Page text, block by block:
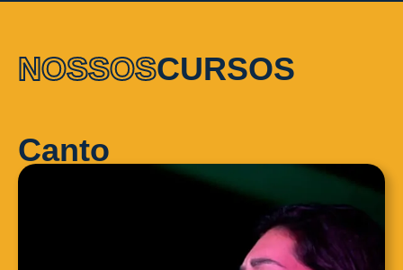
NOSSOSCURSOS
Canto